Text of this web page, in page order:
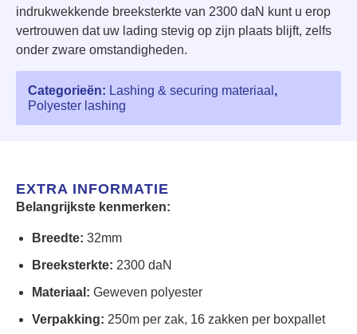
indrukwekkende breeksterkte van 2300 daN kunt u erop
vertrouwen dat uw lading stevig op zijn plaats blijft, zelfs
onder zware omstandigheden.
Categorieën: Lashing & securing materiaal ,
Polyester lashing
EXTRA INFORMATIE
Belangrijkste kenmerken:
Breedte: 32mm
Breeksterkte: 2300 daN
Materiaal: Geweven polyester
Verpakking: 250m per zak, 16 zakken per boxpallet